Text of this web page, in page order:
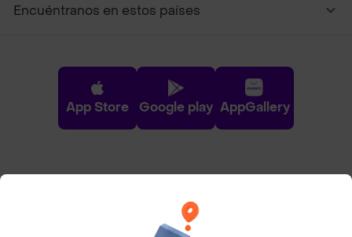
Encuéntranos en estos países
App Store Google play AppGallery